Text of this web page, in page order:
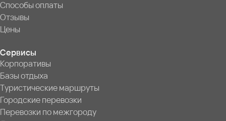
Способы оплаты
Отзывы
Цены
Сервисы
Корпоративы
Базы отдыха
Туристические маршруты
Городские перевозки
Перевозки по межгороду